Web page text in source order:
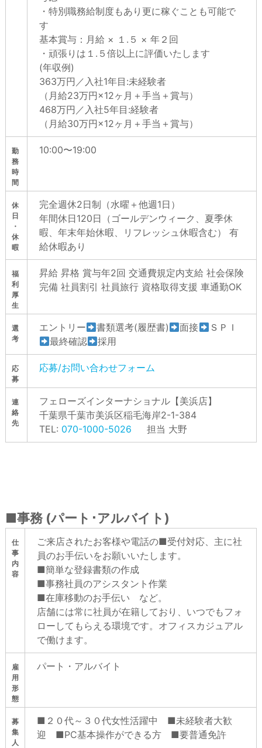
・特別職務給制度もあり更に稼ぐことも可能で
す
基本賞与：月給 × １.５ × 年２回
・頑張りは１.５倍以上に評価いたします
(年収例)
363万円／入社1年目:未経験者
（月給23万円×12ヶ月＋手当＋賞与）
468万円／入社5年目:経験者
（月給30万円×12ヶ月＋手当＋賞与）
勤
務
時
間
10:00〜19:00
休
日
・
休
暇
完全週休2日制（水曜＋他週1日）
年間休日120日（ゴールデンウィーク、夏季休
暇、年末年始休暇、リフレッシュ休暇含む） 有
給休暇あり
福
利
厚
生
昇給 昇格 賞与年2回 交通費規定内支給 社会保険
完備 社員割引 社員旅行 資格取得支援 車通勤OK
選
考
エントリー 書類選考(履歴書) 面接
ＳＰＩ
最終確認
採用
応
募
応募/お問い合わせフォーム
連
絡
先
フェローズインターナショナル【美浜店】
千葉県千葉市美浜区稲⽑海岸2-1-384
TEL: 070-1000-5026 担当 大野
■事務 (パート･アルバイト)
仕
事
内
容
ご来店されたお客様や電話の■受付対応、主に社
員のお手伝いをお願いいたします。
■簡単な登録書類の作成
■事務社員のアシスタント作業
■在庫移動のお手伝い など。
店舗には常に社員が在籍しており、いつでもフォ
ローしてもらえる環境です。オフィスカジュアル
で働けます。
雇
用
形
態
パート・アルバイト
募
集
人
■２０代～３０代女性活躍中 ■未経験者⼤歓
迎 ■PC基本操作ができる方 ■要普通免許